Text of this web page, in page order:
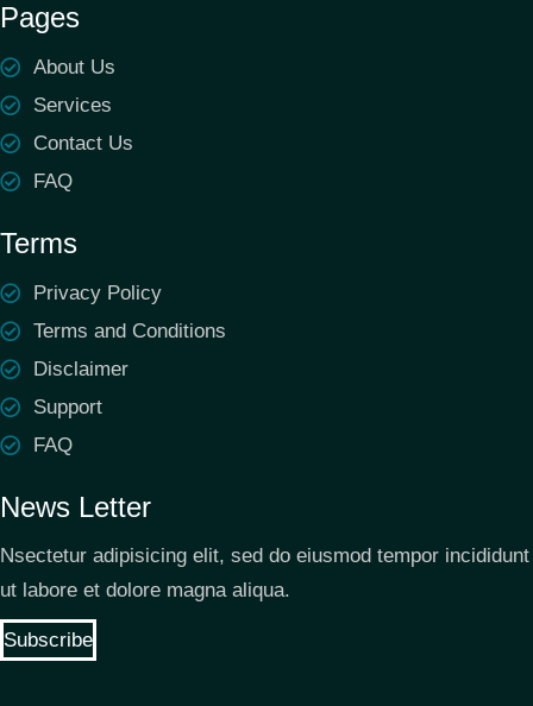
Pages
About Us
Services
Contact Us
FAQ
Terms
Privacy Policy
Terms and Conditions
Disclaimer
Support
FAQ
News Letter
Nsectetur adipisicing elit, sed do eiusmod tempor incididunt
ut labore et dolore magna aliqua.
Subscribe